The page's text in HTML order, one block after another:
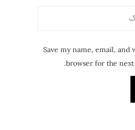
Save my name, email, and
browser for the